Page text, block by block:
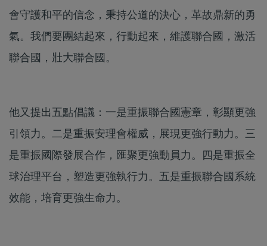
會守護和平的信念，秉持公道的決心，革故鼎新的勇
氣。我們要團結起來，行動起來，維護聯合國，激活
聯合國，壯大聯合國。
他又提出五點倡議：一是重振聯合國憲章，彰顯更強
引領力。二是重振安理會權威，展現更強行動力。三
是重振國際發展合作，匯聚更強動員力。四是重振全
球治理平台，塑造更強執行力。五是重振聯合國系統
效能，培育更強生命力。